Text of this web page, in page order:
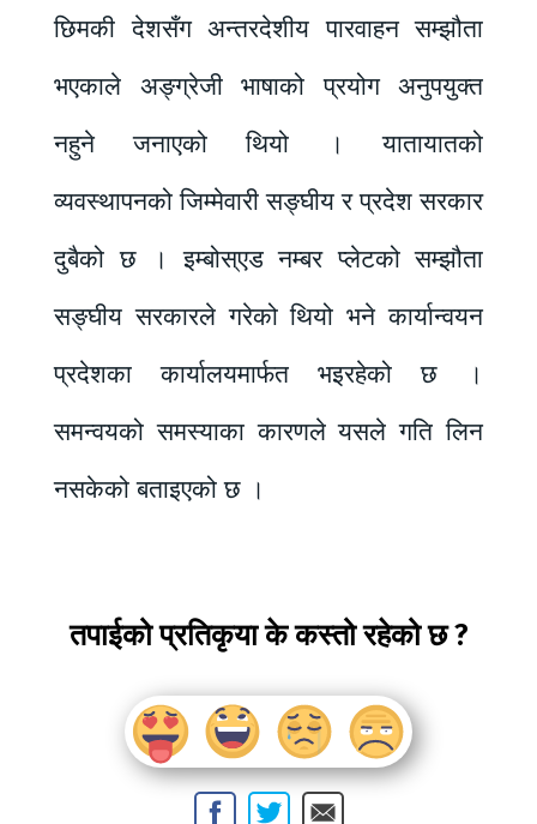
छिमकी देशसँग अन्तरदेशीय पारवाहन सम्झौता
भएकाले अङ्ग्रेजी भाषाको प्रयोग अनुपयुक्त
नहुने जनाएको थियो । यातायातको
व्यवस्थापनको जिम्मेवारी सङ्घीय र प्रदेश सरकार
दुबैको छ । इम्बोस्एड नम्बर प्लेटको सम्झौता
सङ्घीय सरकारले गरेको थियो भने कार्यान्वयन
प्रदेशका कार्यालयमार्फत भइरहेको छ ।
समन्वयको समस्याका कारणले यसले गति लिन
नसकेको बताइएको छ ।
तपाईको प्रतिकृया के कस्तो रहेको छ ?